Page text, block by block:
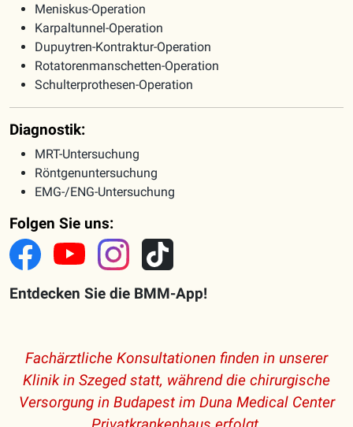
Meniskus-Operation
Karpaltunnel-Operation
Dupuytren-Kontraktur-Operation
Rotatorenmanschetten-Operation
Schulterprothesen-Operation
Diagnostik:
MRT-Untersuchung
Röntgenuntersuchung
EMG-/ENG-Untersuchung
Folgen Sie uns:
Entdecken Sie die BMM-App!
Fachärztliche Konsultationen finden in unserer
Klinik in Szeged statt, während die chirurgische
Versorgung in Budapest im Duna Medical Center